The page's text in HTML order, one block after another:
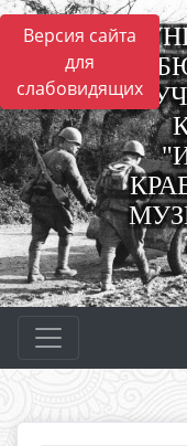
Версия сайта
для
слабовидящих